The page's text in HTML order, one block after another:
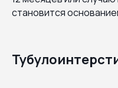
становится